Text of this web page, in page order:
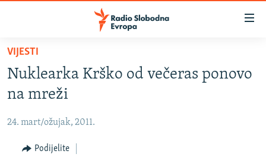
Pređite
glavni
sadržaj
na
navigaciju
VIJESTI
BOSNA I HERCEGOVINA
KOSOVO
CRNA GORA
VIJESTI
Nuklearka Krško od večeras ponovo
na mreži
24. mart/ožujak, 2011.
Podijelite